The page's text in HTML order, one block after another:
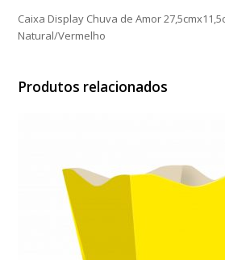
Caixa Display Chuva de Amor
Natural/Vermelho
Produtos relacionados